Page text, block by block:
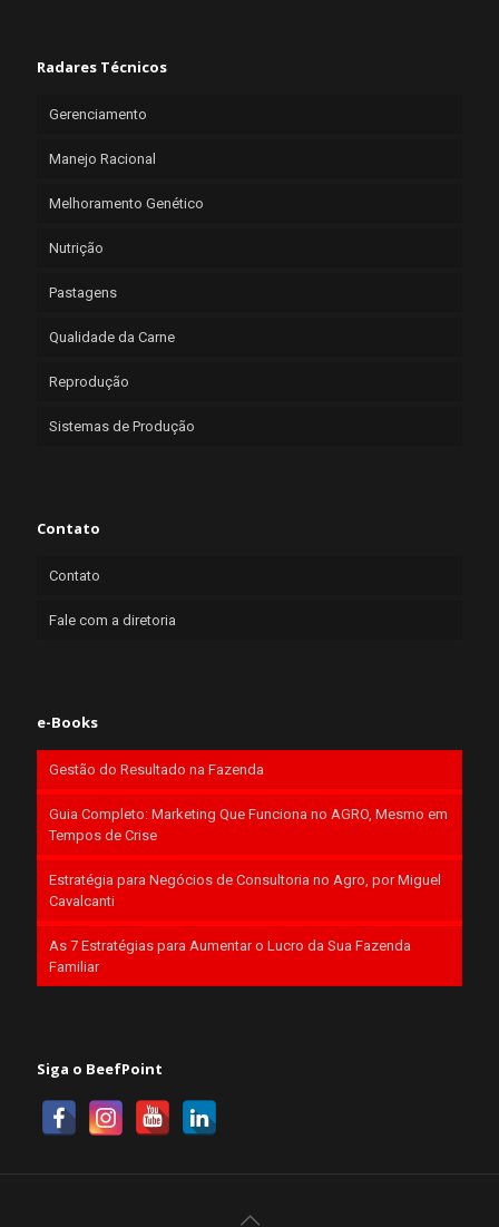
Radares Técnicos
Gerenciamento
Manejo Racional
Melhoramento Genético
Nutrição
Pastagens
Qualidade da Carne
Reprodução
Sistemas de Produção
Contato
Contato
Fale com a diretoria
e-Books
Gestão do Resultado na Fazenda
Guia Completo: Marketing Que Funciona no AGRO, Mesmo em
Tempos de Crise
Estratégia para Negócios de Consultoria no Agro, por Miguel
Cavalcanti
As 7 Estratégias para Aumentar o Lucro da Sua Fazenda
Familiar
Siga o BeefPoint